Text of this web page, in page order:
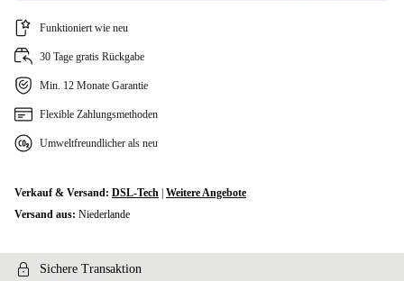
Funktioniert wie neu
30 Tage gratis Rückgabe
Min. 12 Monate Garantie
Flexible Zahlungsmethoden
Umweltfreundlicher als neu
Verkauf & Versand: DSL-Tech Weitere Angebote
Versand aus: Niederlande
Sichere Transaktion